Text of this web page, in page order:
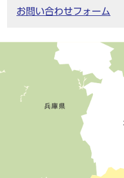
お問い合わせフォーム